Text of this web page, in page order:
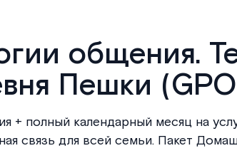
общения.
Пешки
+ полный календарный месяц на
связь для всей семьи. Пакет